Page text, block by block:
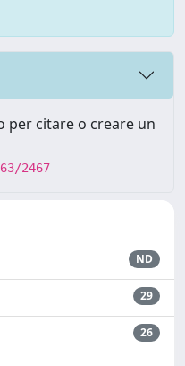
per citare o creare un
2467
ND
29
26